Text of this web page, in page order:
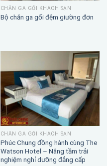
CHĂN GA GỐI KHÁCH SẠN
Bộ chăn ga gối đệm giường đơn
CHĂN GA GỐI KHÁCH SẠN
Phúc Chung đồng hành cùng The
Watson Hotel – Nâng tầm trải
nghiệm nghỉ dưỡng đẳng cấp